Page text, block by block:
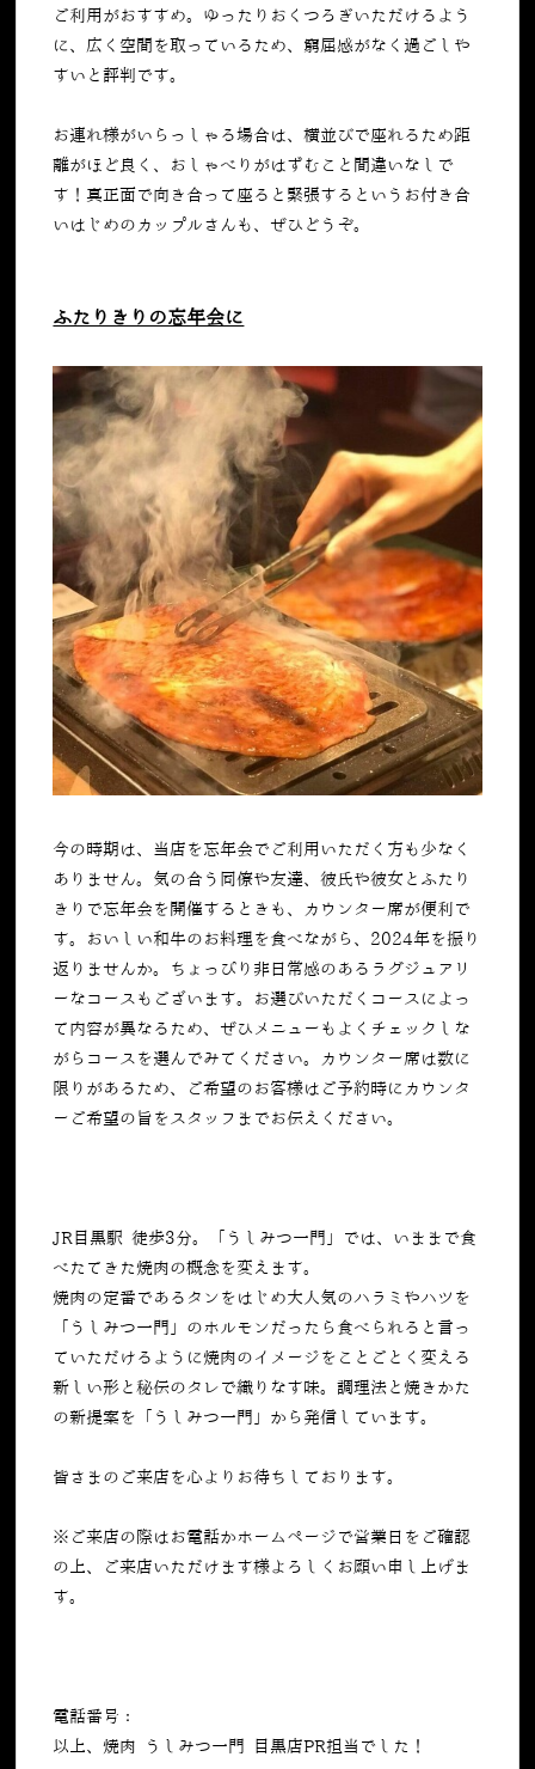
ご利用がおすすめ。ゆったりおくつろぎいただけるよう
に、広く空間を取っているため、窮屈感がなく過ごしや
すいと評判です。
お連れ様がいらっしゃる場合は、横並びで座れるため距
離がほど良く、おしゃべりがはずむこと間違いなしで
す！真正面で向き合って座ると緊張するというお付き合
いはじめのカップルさんも、ぜひどうぞ。
ふたりきりの忘年会に
今の時期は、当店を忘年会でご利用いただく方も少なく
ありません。気の合う同僚や友達、彼氏や彼女とふたり
きりで忘年会を開催するときも、カウンター席が便利で
す。おいしい和牛のお料理を食べながら、2024年を振り
返りませんか。ちょっぴり非日常感のあるラグジュアリ
ーなコースもございます。お選びいただくコースによっ
て内容が異なるため、ぜひメニューもよくチェックしな
がらコースを選んでみてください。カウンター席は数に
限りがあるため、ご希望のお客様はご予約時にカウンタ
ーご希望の旨をスタッフまでお伝えください。
JR目黒駅 徒歩3分。「うしみつ一門」では、いままで食
べたてきた焼肉の概念を変えます。
焼肉の定番であるタンをはじめ大人気のハラミやハツを
「うしみつ一門」のホルモンだったら食べられると言っ
ていただけるように焼肉のイメージをことごとく変える
新しい形と秘伝のタレで織りなす味。調理法と焼きかた
の新提案を「うしみつ一門」から発信しています。
皆さまのご来店を心よりお待ちしております。
※ご来店の際はお電話かホームページで営業日をご確認
の上、ご来店いただけます様よろしくお願い申し上げま
す。
電話番号：
以上、焼肉 うしみつ一門 目黒店PR担当でした！